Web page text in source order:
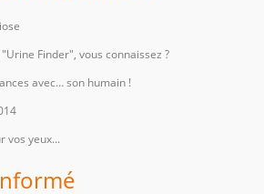
Finder", vous connaissez ?
avec… son humain !
vos yeux...